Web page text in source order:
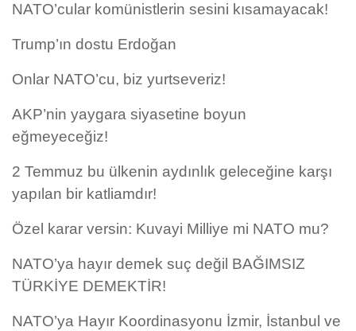
NATO’cular komünistlerin sesini kısamayacak!
Trump’ın dostu Erdoğan
Onlar NATO’cu, biz yurtseveriz!
AKP’nin yaygara siyasetine boyun
eğmeyeceğiz!
2 Temmuz bu ülkenin aydınlık geleceğine karşı
yapılan bir katliamdır!
Özel karar versin: Kuvayi Milliye mi NATO mu?
NATO’ya hayır demek suç değil BAĞIMSIZ
TÜRKİYE DEMEKTİR!
NATO’ya Hayır Koordinasyonu İzmir, İstanbul ve